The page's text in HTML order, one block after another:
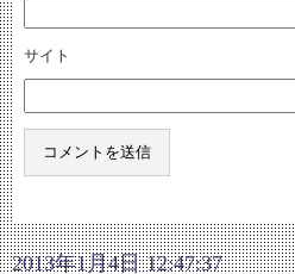
サイト
2013年1月4日 12:47:37